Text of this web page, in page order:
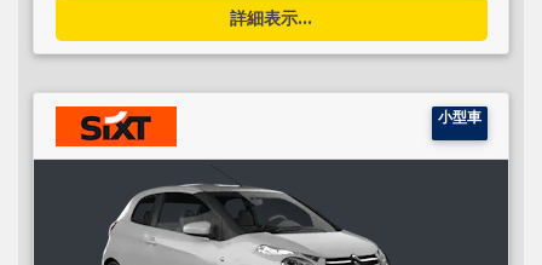
詳細表示...
小型車